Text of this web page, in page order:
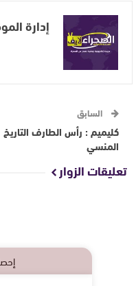
إدارة
السابق
كليميم : رأس الطارف التاريخ
المنسي
تعليقات الزوار